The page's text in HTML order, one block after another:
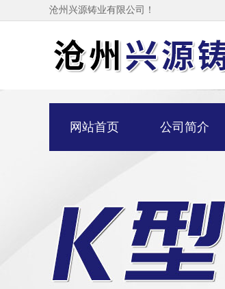
沧州兴源铸业有限公司！
网站首页 公司简介